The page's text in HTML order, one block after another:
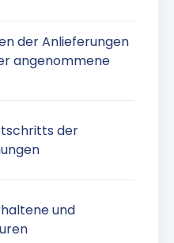
der Anlieferungen
angenommene
der
und